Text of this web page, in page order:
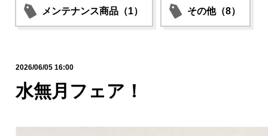
メンテナンス商品（1） その他（8）
2026/06/05 16:00
水無月フェア！